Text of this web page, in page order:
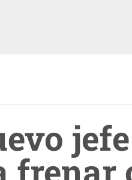
frenar